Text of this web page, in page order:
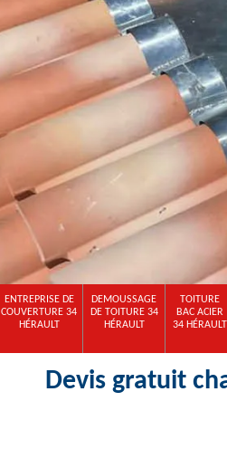
ENTREPRISE DE
COUVERTURE 34
HÉRAULT
DEMOUSSAGE
DE TOITURE 34
HÉRAULT
TOITURE
BAC ACIER
34 HÉRAULT
Devis gratuit